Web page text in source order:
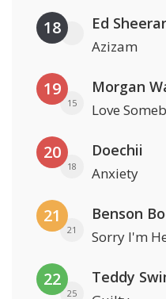
18 Ed
Azizam
19
15
Morgan
Love
20
18
Doechii
Anxiety
21
21
Benson
Sorry I'm
22
25
Teddy